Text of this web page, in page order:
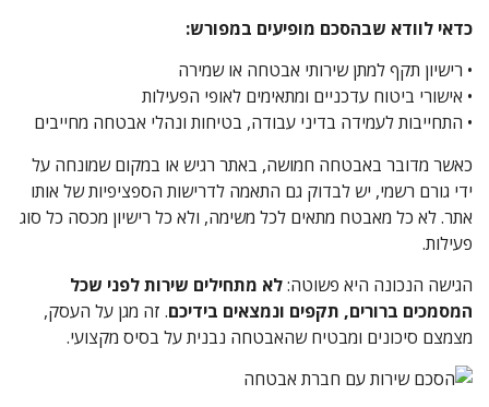
כדאי לוודא שבהסכם מופיעים במפורש:
• רישיון תקף למתן שירותי אבטחה או שמירה
• אישורי ביטוח עדכניים ומתאימים לאופי הפעילות
• התחייבות לעמידה בדיני עבודה, בטיחות ונהלי אבטחה מחייבים
כאשר מדובר באבטחה חמושה, באתר רגיש או במקום שמונחה על
ידי גורם רשמי, יש לבדוק גם התאמה לדרישות הספציפיות של אותו
אתר. לא כל מאבטח מתאים לכל משימה, ולא כל רישיון מכסה כל סוג
פעילות.
הגישה הנכונה היא פשוטה:לא מתחילים שירות לפני שכל
המסמכים ברורים, תקפים ונמצאים בידיכם. זה מגן על העסק,
מצמצם סיכונים ומבטיח שהאבטחה נבנית על בסיס מקצועי.